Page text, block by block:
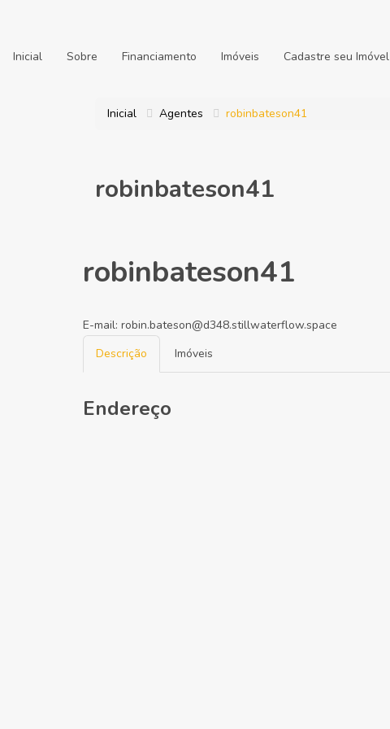
Inicial Sobre Financiamento Imóveis Cadastre seu Imóvel
Inicial Agentes robinbateson41
robinbateson41
robinbateson41
E-mail: robin.bateson@d348.stillwaterflow.space
Descrição
Imóveis
Endereço